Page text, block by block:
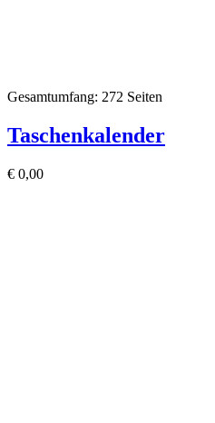
Gesamtumfang: 272 Seiten
Taschenkalender
€ 0,00